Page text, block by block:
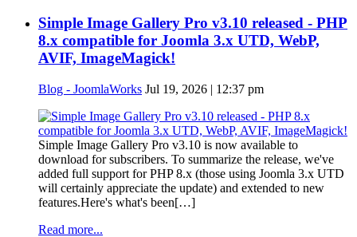
Simple Image Gallery Pro v3.10 released - PHP
8.x compatible for Joomla 3.x UTD, WebP,
AVIF, ImageMagick!
Blog - JoomlaWorks Jul 19, 2026 | 12:37 pm
Simple Image Gallery Pro v3.10 is now available to
download for subscribers. To summarize the release, we've
added full support for PHP 8.x (those using Joomla 3.x UTD
will certainly appreciate the update) and extended to new
features.Here's what's been[…]
Read more...